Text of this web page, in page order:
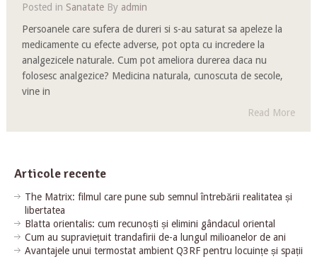
Posted in SanatateBy admin
Persoanele care sufera de dureri si s-au saturat sa apeleze la
medicamente cu efecte adverse, pot opta cu incredere la
analgezicele naturale. Cum pot ameliora durerea daca nu
folosesc analgezice? Medicina naturala, cunoscuta de secole,
vine in
Read More
Articole recente
The Matrix: filmul care pune sub semnul întrebării realitatea și
libertatea
Blatta orientalis: cum recunoști și elimini gândacul oriental
Cum au supraviețuit trandafirii de-a lungul milioanelor de ani
Avantajele unui termostat ambient Q3RF pentru locuințe și spații